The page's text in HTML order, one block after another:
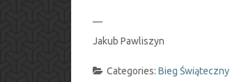
—
Jakub Pawliszyn
Categories: Bieg Świąteczny